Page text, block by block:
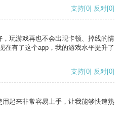
支持[0] 反对[0]
玩游戏再也不会出现卡顿、掉线的情
在有了这个app，我的游戏水平提升了
支持[0] 反对[0]
起来非常容易上手，让我能够快速熟